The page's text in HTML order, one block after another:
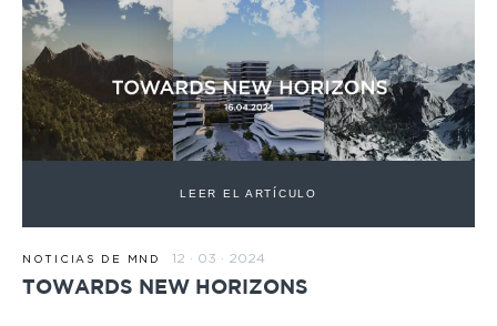
LEER EL ARTÍCULO
NOTICIAS DE MND 12 · 03 · 2024
TOWARDS NEW HORIZONS